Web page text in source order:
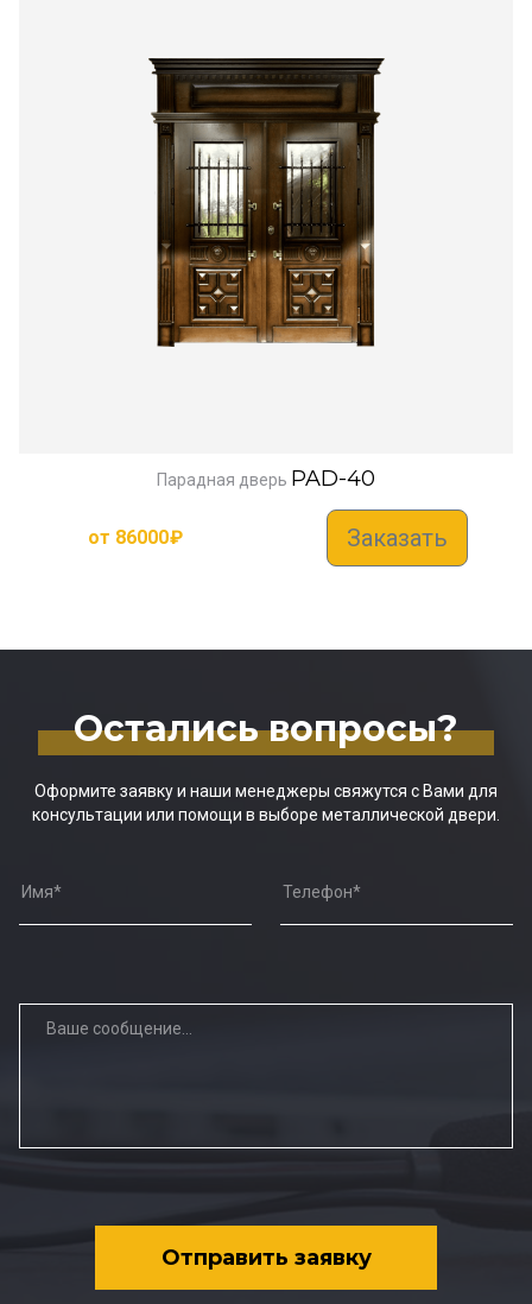
Парадная дверь PAD-40
от 86000₽ Заказать
Остались вопросы?
Оформите заявку и наши менеджеры свяжутся с Вами для
консультации или помощи в выборе металлической двери.
Отправить заявку